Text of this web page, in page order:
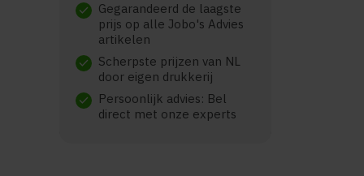
check Gegarandeerd de laagste
prijs op alle Jobo's Advies
artikelen
check Scherpste prijzen van NL
door eigen drukkerij
check
Persoonlijk advies: Bel
direct met onze experts